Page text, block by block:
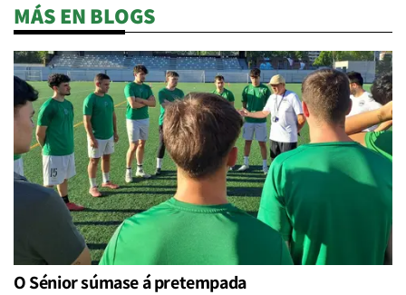
MÁS EN BLOGS
O Sénior súmase á pretempada